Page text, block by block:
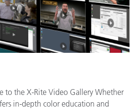
to the X-Rite Video Gallery Whether
in-depth color education and